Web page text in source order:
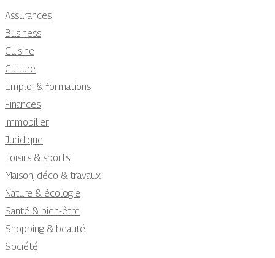
Assurances
Business
Cuisine
Culture
Emploi & formations
Finances
Immobilier
Juridique
Loisirs & sports
Maison, déco & travaux
Nature & écologie
Santé & bien-être
Shopping & beauté
Société